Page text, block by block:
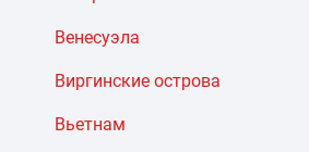
Венесуэла
Виргинские острова
Вьетнам